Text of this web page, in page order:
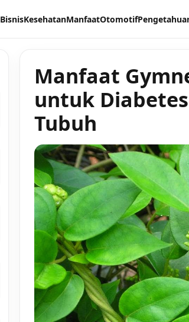
BisnisKesehatanManfaatOtomotif
Manfaat
untuk
Tubuh